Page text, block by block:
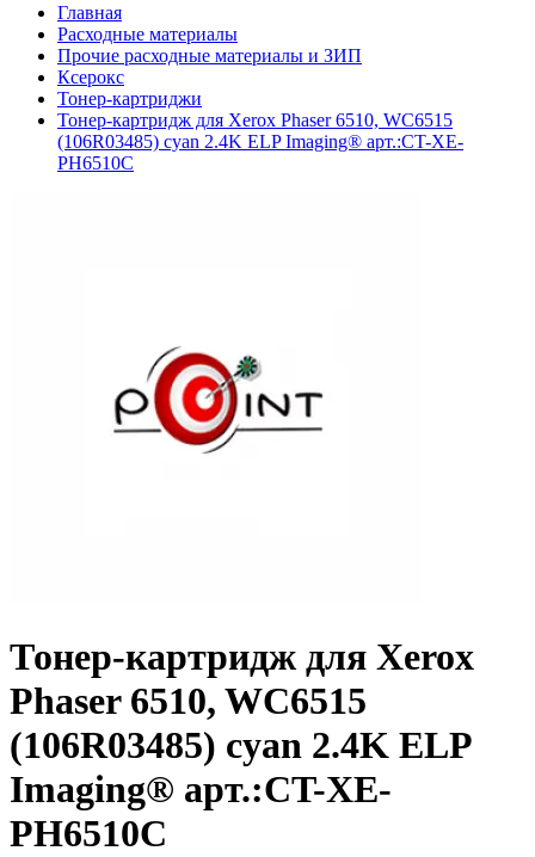
Главная
Расходные материалы
Прочие расходные материалы и ЗИП
Ксерокс
Тонер-картриджи
Тонер-картридж для Xerox Phaser 6510, WC6515
(106R03485) cyan 2.4K ELP Imaging® арт.:CT-XE-
PH6510C
Тонер-картридж для Xerox
Phaser 6510, WC6515
(106R03485) cyan 2.4K ELP
Imaging® арт.:CT-XE-
PH6510C